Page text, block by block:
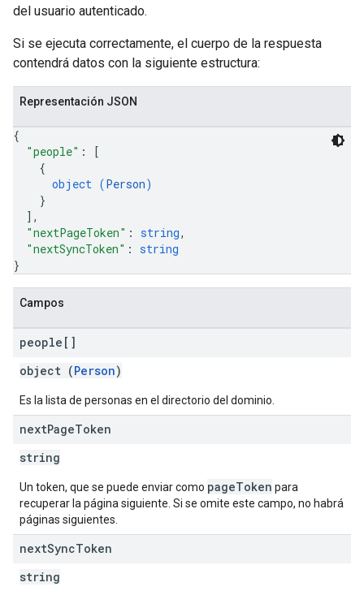
del usuario autenticado.
Si se ejecuta correctamente, el cuerpo de la respuesta
contendrá datos con la siguiente estructura:
Representación JSON
{
"people" :
[
{
object (Person)
}
] ,
"nextPageToken" : string,
"nextSyncToken" : string
}
Campos
people[]
object (Person)
Es la lista de personas en el directorio del dominio.
nextPageToken
string
Un token, que se puede enviar como pageToken para
recuperar la página siguiente. Si se omite este campo, no habrá
páginas siguientes.
nextSyncToken
string